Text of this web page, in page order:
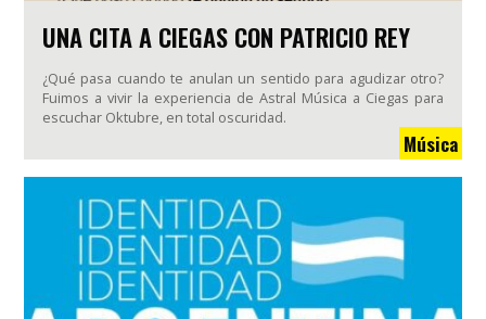
UNA CITA A CIEGAS CON PATRICIO REY
¿Qué pasa cuando te anulan un sentido para agudizar otro?
Fuimos a vivir la experiencia de Astral Música a Ciegas para
escuchar Oktubre, en total oscuridad.
Música